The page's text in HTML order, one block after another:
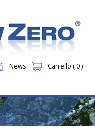
News Carrello ( 0 )